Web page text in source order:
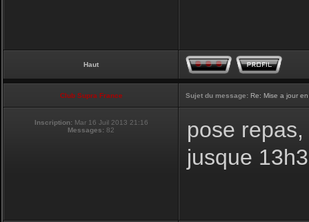
Haut
Club Supra France Sujet du message: Re: Mise a jour
Inscription: Mar 16 Juil 2013 21:16
Messages: 82
pose
jusque